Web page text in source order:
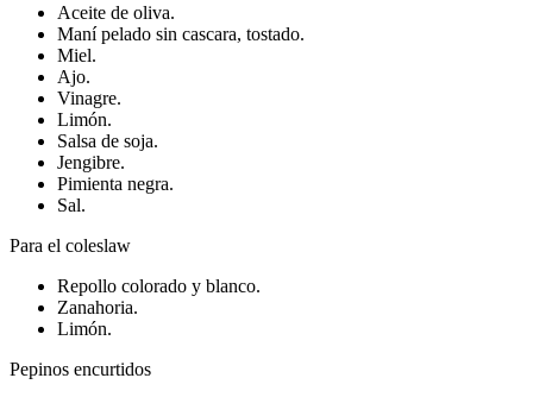
Aceite de oliva.
Maní pelado sin cascara, tostado.
Miel.
Ajo.
Vinagre.
Limón.
Salsa de soja.
Jengibre.
Pimienta negra.
Sal.
Para el coleslaw
Repollo colorado y blanco.
Zanahoria.
Limón.
Pepinos encurtidos